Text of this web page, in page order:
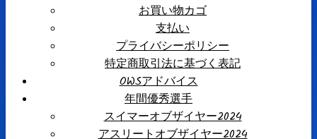
お買い物カゴ
支払い
プライバシーポリシー
特定商取引法に基づく表記
OWSアドバイス
年間優秀選手
スイマーオブザイヤー2024
アスリートオブザイヤー2024